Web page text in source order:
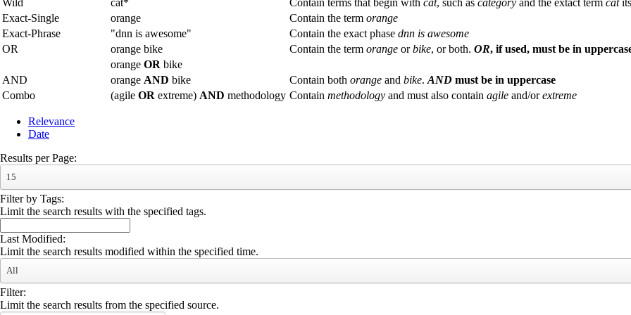
Wild
cat* Contain terms that begin with cat, such as category and the extact term cat
Exact-Single
orange Contain the term orange
Exact-Phrase
"dnn is awesome" Contain the exact phase dnn is awesome
OR
orange bike Contain the term orange orbike, or both. OR, if used, must be in
orange OR bike
AND
orange AND bike Contain both orange and bike. AND must be in uppercase
Combo
(agile OR extreme) AND methodology Contain methodology and must also contain agile and/orextreme
Relevance
Date
Results per Page:
15
Filter by Tags:
Limit the search results with the specified tags.
Last Modified:
Limit the search results modified within the specified time.
All
Filter:
Limit the search results from the specified source.